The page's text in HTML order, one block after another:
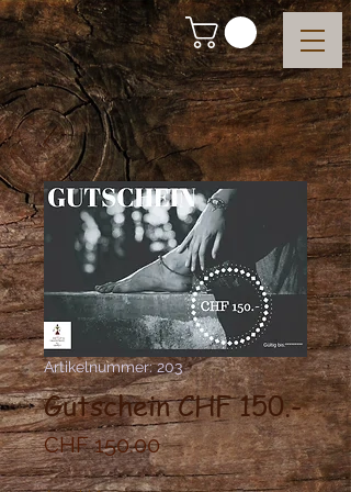
Artikelnummer: 203
Gutschein CHF 150.-
CHF 150.00Preis